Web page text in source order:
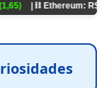
R$ 18.321,93